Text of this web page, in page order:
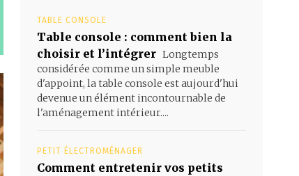
TABLE CONSOLE
Table console : comment bien la
choisir et l’intégrer Longtemps
considérée comme un simple meuble
d'appoint, la table console est aujourd'hui
devenue un élément incontournable de
l'aménagement intérieur....
PETIT ÉLECTROMÉNAGER
Comment entretenir vos petits